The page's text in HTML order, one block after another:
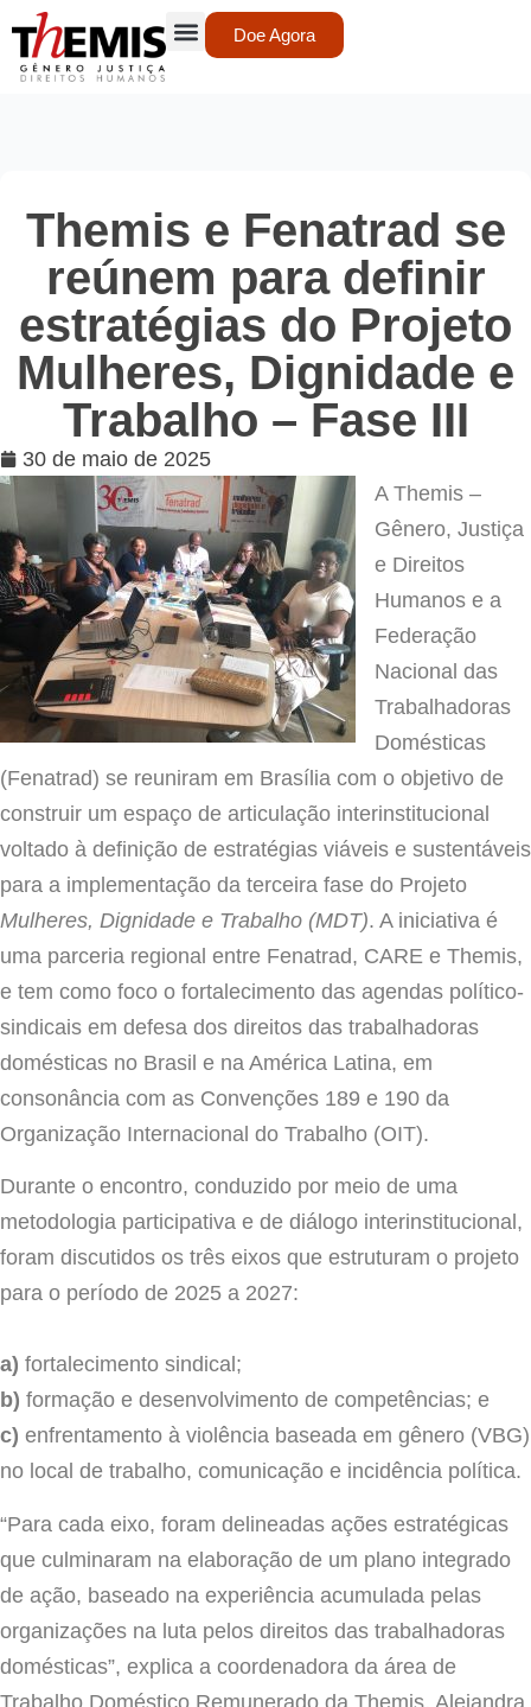
Doe Agora
Themis e Fenatrad se
reúnem para definir
estratégias do Projeto
Mulheres, Dignidade e
Trabalho – Fase III
30 de maio de 2025
A Themis –
Gênero, Justiça
e Direitos
Humanos e a
Federação
Nacional das
Trabalhadoras
Domésticas
(Fenatrad) se reuniram em Brasília com o objetivo de
construir um espaço de articulação interinstitucional
voltado à definição de estratégias viáveis e sustentáveis
para a implementação da terceira fase do Projeto
Mulheres, Dignidade e Trabalho (MDT). A iniciativa é
uma parceria regional entre Fenatrad, CARE e Themis,
e tem como foco o fortalecimento das agendas político-
sindicais em defesa dos direitos das trabalhadoras
domésticas no Brasil e na América Latina, em
consonância com as Convenções 189 e 190 da
Organização Internacional do Trabalho (OIT).
Durante o encontro, conduzido por meio de uma
metodologia participativa e de diálogo interinstitucional,
foram discutidos os três eixos que estruturam o projeto
para o período de 2025 a 2027:
a) fortalecimento sindical;
b) formação e desenvolvimento de competências; e
c) enfrentamento à violência baseada em gênero (VBG)
no local de trabalho, comunicação e incidência política.
“Para cada eixo, foram delineadas ações estratégicas
que culminaram na elaboração de um plano integrado
de ação, baseado na experiência acumulada pelas
organizações na luta pelos direitos das trabalhadoras
domésticas”, explica a coordenadora da área de
Trabalho Doméstico Remunerado da Themis, Alejandra